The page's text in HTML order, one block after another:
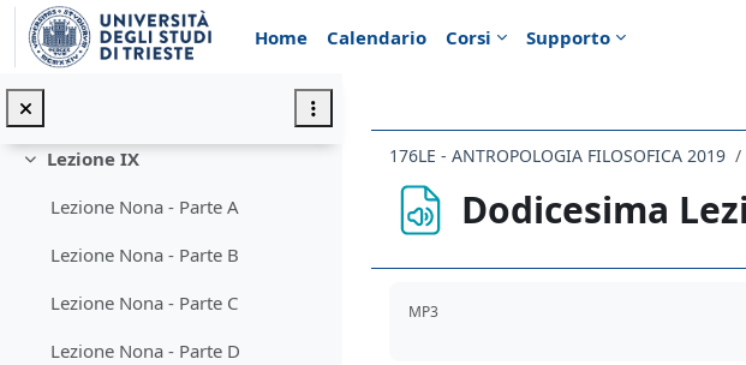
Vai al contenuto principale
Home
Calendario Corsi Supporto
Ottava Lezione - Parte B
Ottava Lezione - Parte C
Minimizza
Lezione IX
Lezione Nona - Parte A
Lezione Nona - Parte B
Lezione Nona - Parte C
Lezione Nona - Parte D
176LE - ANTROPOLOGIA FILOSOFICA 2019
Dodicesima
MP3